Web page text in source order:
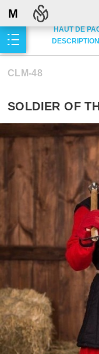
M
HAUT DE
DESCRIPTION
CLM-48
SOLDIER OF